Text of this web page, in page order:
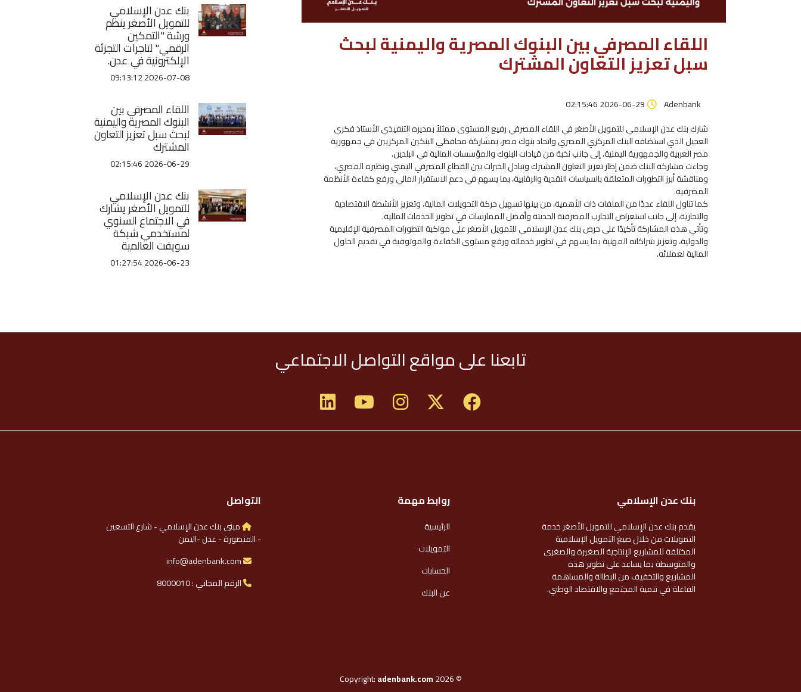
اللقاء المصرفي بين البنوك المصرية واليمنية لبحث
سبل تعزيز التعاون المشترك
Adenbank
2026-06-29 02:15:46
شارك بنك عدن الإسلامي للتمويل الأصغر في اللقاء المصرفي رفيع المستوى ممثلاً بمديره التنفيذي الأستاذ فكري
العجيل الذي استضافه البنك المركزي المصري واتحاد بنوك مصر، بمشاركة محافظي البنكين المركزيين في جمهورية
مصر العربية والجمهورية اليمنية، إلى جانب نخبة من قيادات البنوك والمؤسسات المالية في البلدين.
وجاءت مشاركة البنك ضمن إطار تعزيز التعاون المشترك وتبادل الخبرات بين القطاع المصرفي اليمني ونظيره المصري،
ومناقشة أبرز التطورات المتعلقة بالسياسات النقدية والرقابية، بما يسهم في دعم الاستقرار المالي ورفع كفاءة الأنظمة
المصرفية.
كما تناول اللقاء عددًا من الملفات ذات الأهمية، من بينها تسهيل حركة التحويلات المالية، وتعزيز الأنشطة الاقتصادية
والتجارية، إلى جانب استعراض التجارب المصرفية الحديثة وأفضل الممارسات في تطوير الخدمات المالية.
وتأتي هذه المشاركة تأكيدًا على حرص بنك عدن الإسلامي للتمويل الأصغر على مواكبة التطورات المصرفية الإقليمية
والدولية، وتعزيز شراكاته المهنية بما يسهم في تطوير خدماته ورفع مستوى الكفاءة والموثوقية في تقديم الحلول
المالية لعملائه.
بنك عدن الإسلامي
للتمويل الأصغر ينظم
ورشة "التمكين
الرقمي" لتاجرات التجزئة
الإلكترونية في عدن.
2026-07-08 09:13:12
اللقاء المصرفي بين
البنوك المصرية واليمنية
لبحث سبل تعزيز التعاون
المشترك
2026-06-29 02:15:46
بنك عدن الإسلامي
للتمويل الأصغر يشارك
في الاجتماع السنوي
لمستخدمي شبكة
سويفت العالمية
2026-06-23 01:27:54
تابعنا على مواقع التواصل الاجتماعي
بنك عدن الإسلامي
يقدم بنك عدن الإسلامي للتمويل الأصغر خدمة
التمويلات من خلال صيغ التمويل الإسلامية
المختلفة للمشاريع الإنتاجية الصغيرة والصغرى
والمتوسطة بما يساعد على تطوير هذه
المشاريع والتخفيف من البطالة والمساهمة
الفاعلة في تنمية المجتمع والاقتصاد الوطني.
روابط مهمة
الرئيسية
التمويلات
الحسابات
عن البنك
التواصل
مبنى بنك عدن الإسلامي - شارع التسعين
- المنصورة - عدن -اليمن
info@adenbank.com
الرقم المجاني : 8000010
© 2026 Copyright:
adenbank.com